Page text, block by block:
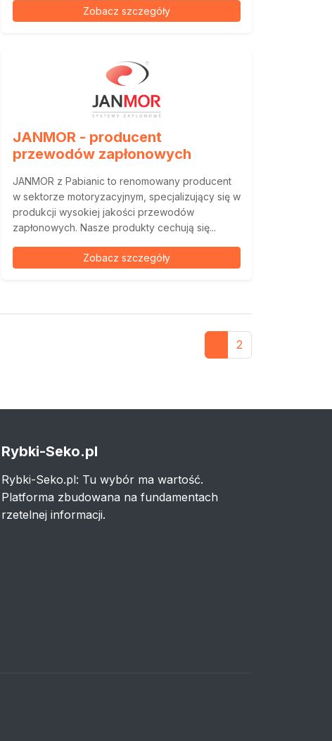
Zobacz szczegóły
JANMOR - producent
przewodów zapłonowych
JANMOR z Pabianic to renomowany producent
w sektorze motoryzacyjnym, specjalizujący się w
produkcji wysokiej jakości przewodów
zapłonowych. Nasze produkty cechują się...
Zobacz szczegóły
2
Rybki-Seko.pl
Rybki-Seko.pl: Tu wybór ma wartość.
Platforma zbudowana na fundamentach
rzetelnej informacji.